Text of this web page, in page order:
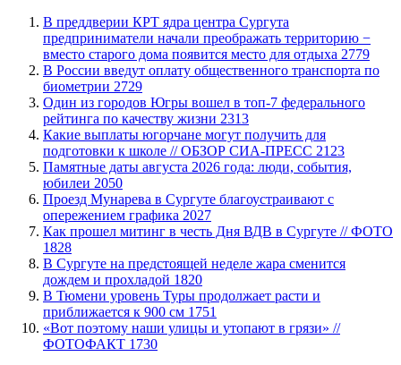
​В преддверии КРТ ядра центра Сургута
предприниматели начали преображать территорию −
вместо старого дома появится место для отдыха 2779
В России введут оплату общественного транспорта по
биометрии 2729
Один из городов Югры вошел в топ-7 федерального
рейтинга по качеству жизни 2313
Какие выплаты югорчане могут получить для
подготовки к школе // ОБЗОР СИА-ПРЕСС 2123
​Памятные даты августа 2026 года: люди, события,
юбилеи 2050
​Проезд Мунарева в Сургуте благоустраивают с
опережением графика 2027
Как прошел митинг в честь Дня ВДВ в Сургуте // ФОТО
1828
В Сургуте на предстоящей неделе жара сменится
дождем и прохладой 1820
В Тюмени уровень Туры продолжает расти и
приближается к 900 см 1751
«Вот поэтому наши улицы и утопают в грязи» //
ФОТОФАКТ 1730